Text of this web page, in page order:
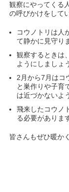
観察にやってくる
の呼びかけをして
コウノトリは人
て静かに見守り
観察するときは
ようにしましょ
2月から7月はコ
と巣作りや子育
は近づかないよ
飛来したコウノ
る必要がありま
皆さんもぜひ暖か